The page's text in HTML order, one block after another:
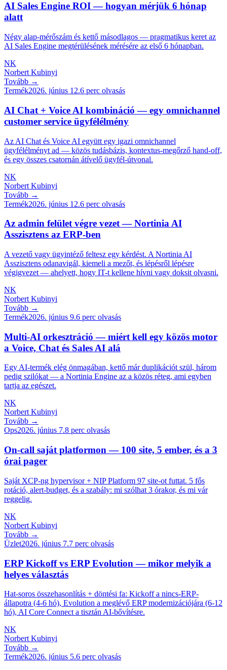
AI Sales Engine ROI — hogyan mérjük 6 hónap
alatt
Négy alap-mérőszám és kettő másodlagos — pragmatikus keret az
AI Sales Engine megtérülésének mérésére az első 6 hónapban.
NK
Norbert Kubinyi
Tovább →
Termék2026. június 12.6 perc olvasás
AI Chat + Voice AI kombináció — egy omnichannel
customer service ügyfélélmény
Az AI Chat és Voice AI együtt egy igazi omnichannel
ügyfélélményt ad — közös tudásbázis, kontextus-megőrző hand-off,
és egy összes csatornán átívelő ügyfél-útvonal.
NK
Norbert Kubinyi
Tovább →
Termék2026. június 12.6 perc olvasás
Az admin felület végre vezet — Nortinia AI
Asszisztens az ERP-ben
A vezető vagy ügyintéző feltesz egy kérdést. A Nortinia AI
Asszisztens odanavigál, kiemeli a mezőt, és lépésről lépésre
végigvezet — ahelyett, hogy IT-t kellene hívni vagy doksit olvasni.
NK
Norbert Kubinyi
Tovább →
Termék2026. június 9.6 perc olvasás
Multi-AI orkesztráció — miért kell egy közös motor
a Voice, Chat és Sales AI alá
Egy AI-termék elég önmagában, kettő már duplikációt szül, három
pedig szilókat — a Nortinia Engine az a közös réteg, ami egyben
tartja az egészet.
NK
Norbert Kubinyi
Tovább →
Ops2026. június 7.8 perc olvasás
On-call saját platformon — 100 site, 5 ember, és a 3
órai pager
Saját XCP-ng hypervisor + NIP Platform 97 site-ot futtat. 5 fős
rotáció, alert-budget, és a szabály: mi szólhat 3 órakor, és mi vár
reggelig.
NK
Norbert Kubinyi
Tovább →
Üzlet2026. június 7.7 perc olvasás
ERP Kickoff vs ERP Evolution — mikor melyik a
helyes választás
Hat-soros összehasonlítás + döntési fa: Kickoff a nincs-ERP-
állapotra (4-6 hó), Evolution a meglévő ERP modernizációjára (6-12
hó), AI Core Connect a tisztán AI-bővítésre.
NK
Norbert Kubinyi
Tovább →
Termék2026. június 5.6 perc olvasás